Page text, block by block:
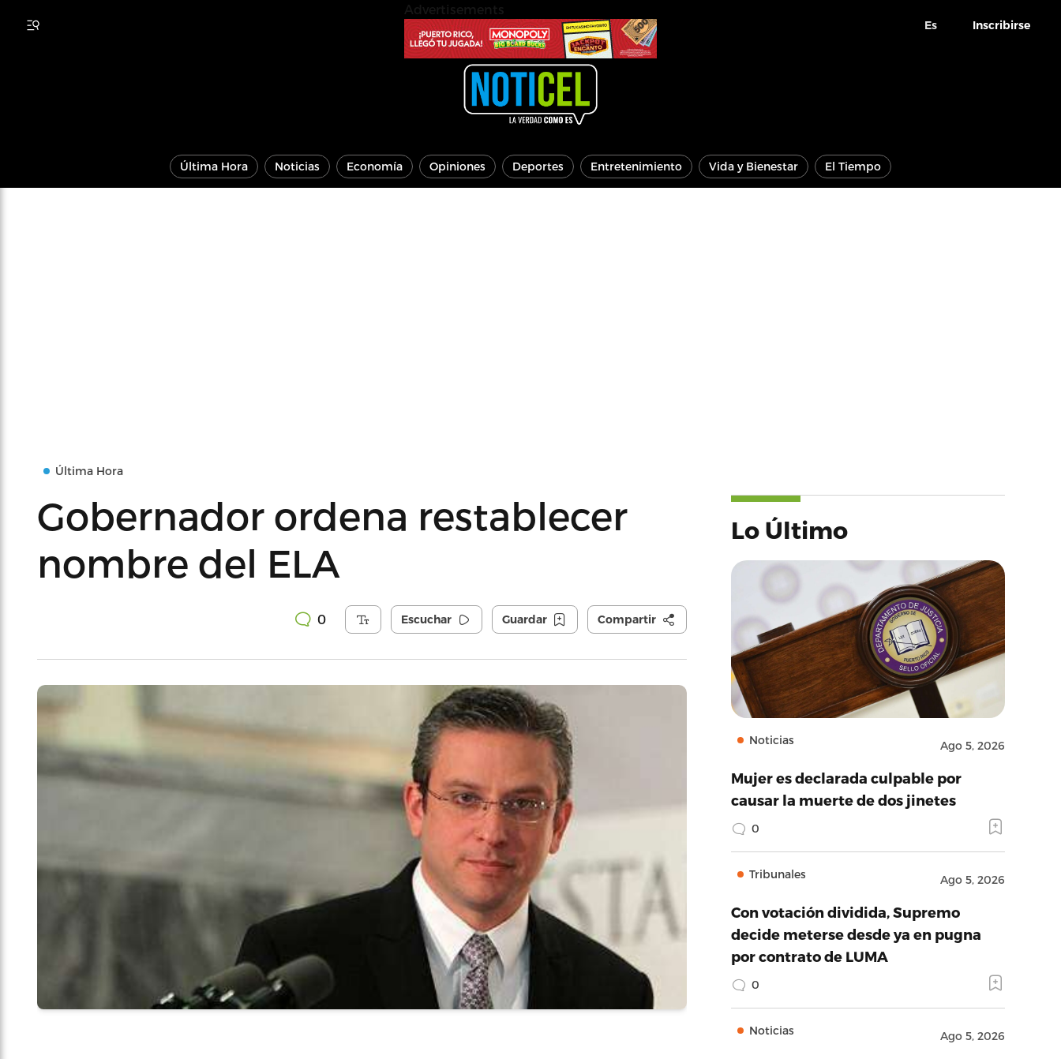
Es Inscribirse
Última Hora Noticias Economía Opiniones Deportes Entretenimiento Vida y Bienestar El Tiempo
Última Hora
Gobernador ordena restablecer
nombre del ELA
0 Escuchar Guardar Compartir
Lo Último
Noticias Ago 5, 2026
Mujer es declarada culpable por
causar la muerte de dos jinetes
0
Tribunales Ago 5, 2026
Con votación dividida, Supremo
decide meterse desde ya en pugna
por contrato de LUMA
0
Noticias Ago 5, 2026